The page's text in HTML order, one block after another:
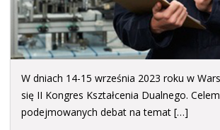
W dniach 14-15 września 2023 roku w
się II Kongres Kształcenia Dualnego. Celem
podejmowanych debat na temat […]